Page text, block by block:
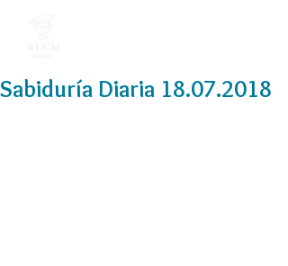
Sabiduría Diaria 18.07.2018